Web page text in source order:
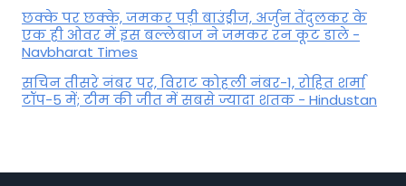
छक्के पर छक्के, जमकर पड़ी बाउंड्रीज, अर्जुन तेंदुलकर के
एक ही ओवर में इस बल्लेबाज ने जमकर रन कूट डाले -
Navbharat Times
सचिन तीसरे नंबर पर, विराट कोहली नंबर-1, रोहित शर्मा
टॉप-5 में; टीम की जीत में सबसे ज्यादा शतक - Hindustan